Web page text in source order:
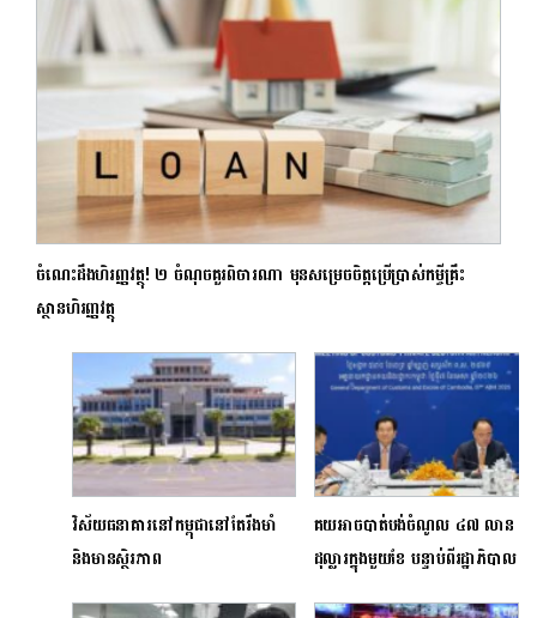
ចំណេះដឹងហិរញ្ញវត្ថុ! ២ ចំណុចគួរពិចារណា មុនសម្រេចចិត្តប្រើប្រាស់កម្ចីគ្រឹះ
ស្ថានហិរញ្ញវត្ថុ
វិស័យធនាគារនៅកម្ពុជានៅតែរឹងមាំ
និងមានស្ថិរភាព
គយអាចបាត់បង់ចំណូល ៤៧ លាន
ដុល្លារក្នុងមួយខែ បន្ទាប់ពីរដ្ឋាភិបាល